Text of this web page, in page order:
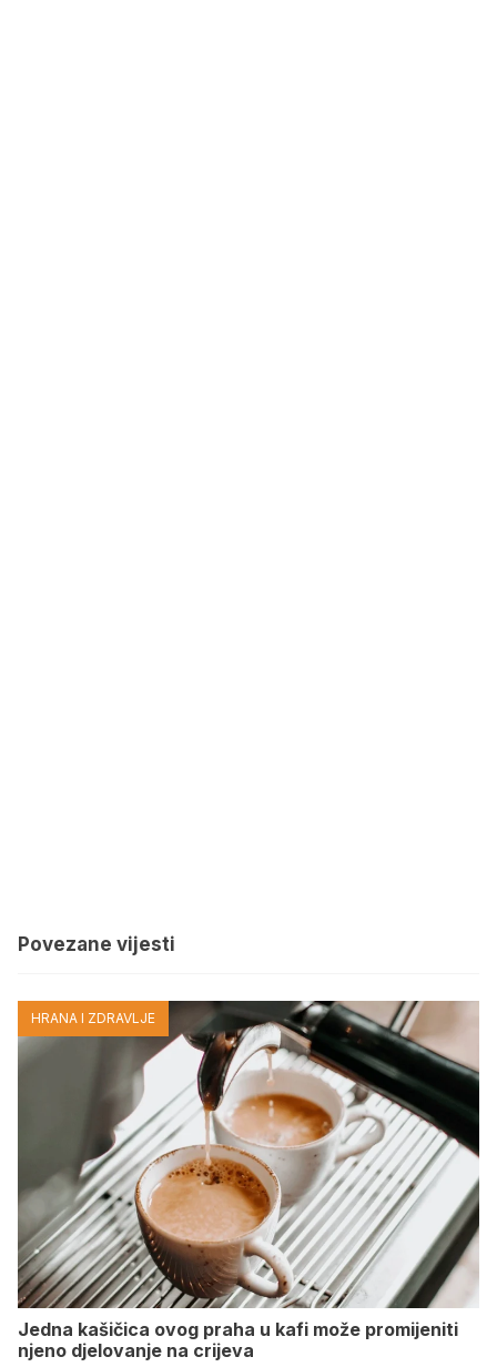
Povezane vijesti
HRANA I ZDRAVLJE
Jedna kašičica ovog praha u kafi može promijeniti
njeno djelovanje na crijeva